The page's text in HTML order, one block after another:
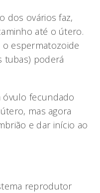
dos ovários faz,
até o útero.
espermatozoide
tubas) poderá
fecundado
mas agora
e dar início ao
reprodutor